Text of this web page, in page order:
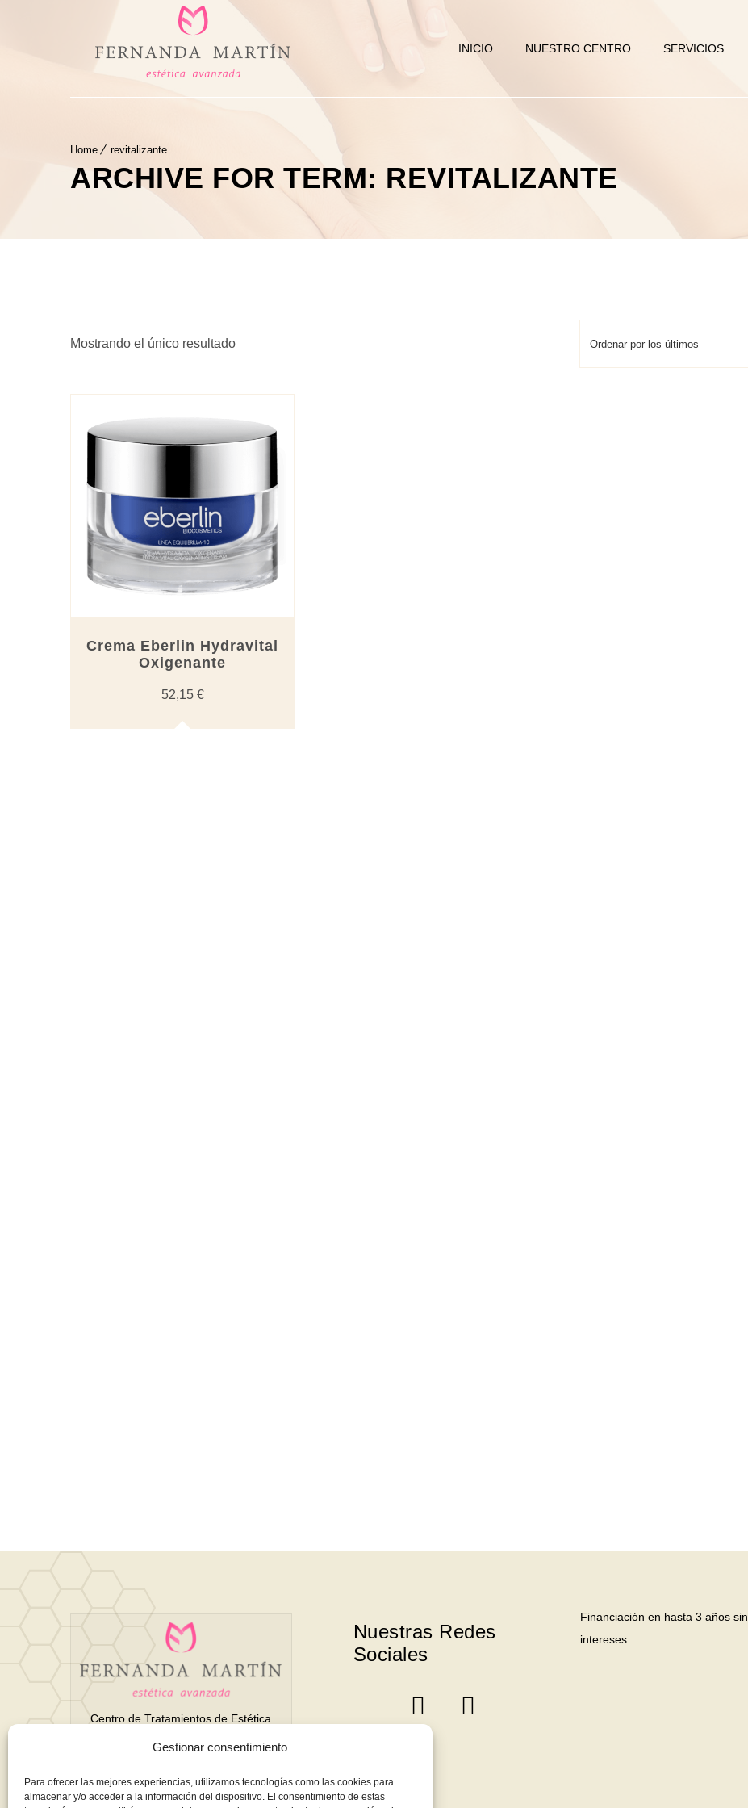
Gestionar consentimiento
Para ofrecer las mejores experiencias, utilizamos tecnologías como las cookies para
almacenar y/o acceder a la información del dispositivo. El consentimiento de estas
INICIO NUESTRO CENTRO SERVICIOS
Home revitalizante
ARCHIVE FOR TERM: REVITALIZANTE
Mostrando el único resultado
Crema Eberlin Hydravital
Oxigenante
52,15 €
Centro de Tratamientos de Estética
Avanzada y Belleza en Motril
Nuestras Redes
Sociales
Financiación en hasta 3 años sin
intereses